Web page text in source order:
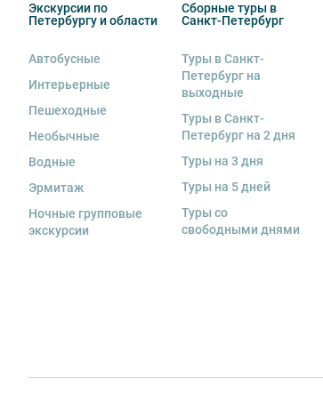
Экскурсии по
Петербургу и области
Автобусные
Интерьерные
Пешеходные
Необычные
Водные
Эрмитаж
Ночные групповые
экскурсии
Сборные туры в
Санкт-Петербург
Туры в Санкт-
Петербург на
выходные
Туры в Санкт-
Петербург на 2 дня
Туры на 3 дня
Туры на 5 дней
Туры со
свободными днями